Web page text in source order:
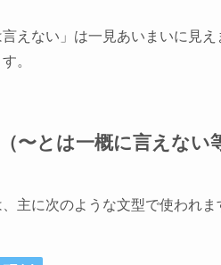
えない」は一見あいまいに見
。
〜とは一概に言えない
主に次のような文型で使われま